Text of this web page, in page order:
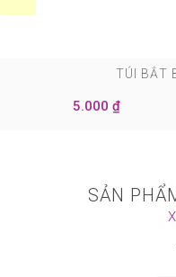
TÚI BẮT
5.000 ₫
SẢN